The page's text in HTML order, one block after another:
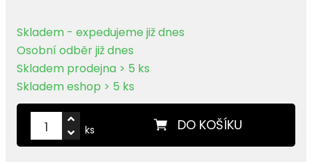
Skladem - expedujeme již dnes
Osobní odběr již dnes
Skladem prodejna > 5 ks
Skladem eshop > 5 ks
DO KOŠÍKU
ks